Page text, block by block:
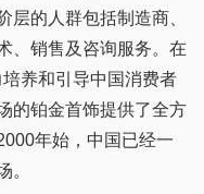
层的人群包括制造商、
、销售及咨询服务。在
养和引导中国消费者
的铂金首饰提供了全方
年始，中国已经一
。